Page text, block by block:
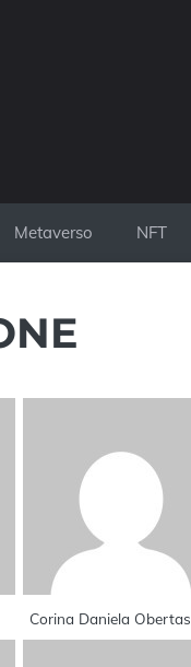
Metaverso NFT
Corina Daniela Obertas